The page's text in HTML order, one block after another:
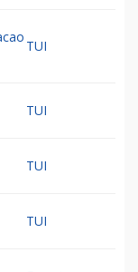
TUI
TUI
TUI
TUI